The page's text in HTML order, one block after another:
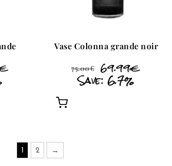
Vase Colonna grande noir
75.00€ 69.99€
Save: 6.7%
1 2 →